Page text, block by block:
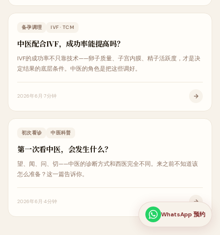
WhatsApp 预约
女性健康
备孕调理 IVF · TCM
中医配合IVF，成功率能提高吗？
IVF的成功率不只靠技术——卵子质量、子宫内膜、精子活跃度，才是决
定结果的底层条件。中医的角色是把这些调好。
2026年6月7分钟
中医科普
初次看诊 中医科普
第一次看中医，会发生什么？
望、闻、问、切——中医的诊断方式和西医完全不同。来之前不知道该
怎么准备？这一篇告诉你。
2026年6月4分钟